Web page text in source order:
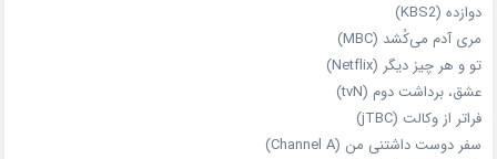
دوازده (KBS2)
مری آدم می‌کُشد (MBC)
تو و هر چیز دیگر (Netflix)
عشق، برداشت دوم (tvN)
فراتر از وکالت (jTBC)
سفر دوست‌ داشتنی من (Channel A)